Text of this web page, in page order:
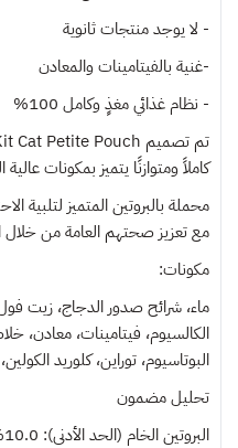
- لا يوجد منتجات ثانوية
-غنية بالفيتامينات والمعادن
- نظام غذائي مغذٍ وكامل 100%
كاملاً ومتوازنًا يتميز بمكونات عالية
محملة بالبروتين المتميز لتلبية
مع تعزيز صحتهم العامة من خلال
مكونات:
ماء، شرائح صدور الدجاج، زيت
الكالسيوم، فيتامينات، معادن،
البوتاسيوم، توراين، كلوريد
تحليل مضمون
البروتين الخام (الحد الأدنى): 10.0%.